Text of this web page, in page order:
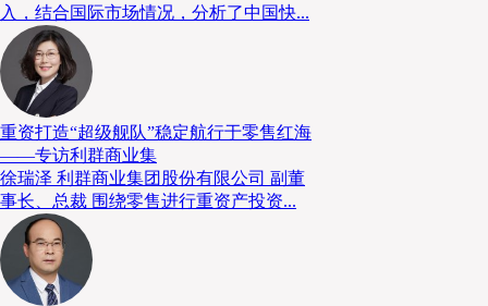
于刚认为，医药健康线上线下各有优势，融合发展是必然的趋势。
入，结合国际市场情况，分析了中国快...
重资打造“超级舰队”稳定航行于零售红海
——专访利群商业集
徐瑞泽 利群商业集团股份有限公司 副董
事长、总裁 围绕零售进行重资产投资...